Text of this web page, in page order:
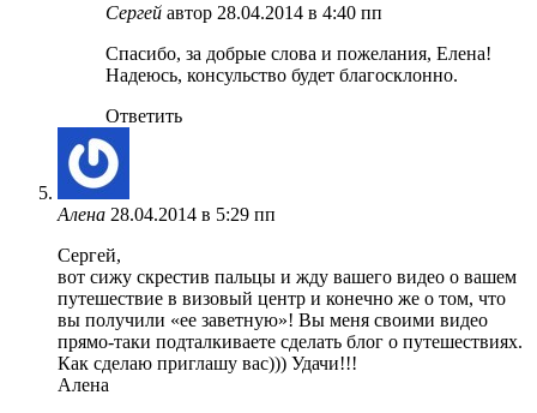
Сергей автор 28.04.2014 в 4:40 пп
Спасибо, за добрые слова и пожелания, Елена!
Надеюсь, консульство будет благосклонно.
Ответить
Алена 28.04.2014 в 5:29 пп
Сергей,
вот сижу скрестив пальцы и жду вашего видео о вашем
путешествие в визовый центр и конечно же о том, что
вы получили «ее заветную»! Вы меня своими видео
прямо-таки подталкиваете сделать блог о путешествиях.
Как сделаю приглашу вас))) Удачи!!!
Алена